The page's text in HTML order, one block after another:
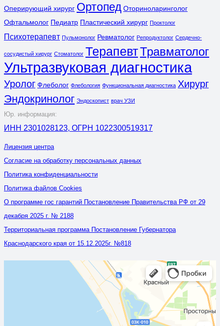
Оперирующий хирург Ортопед Оториноларинголог
Офтальмолог Педиатр Пластический хирург Проктолог
Психотерапевт Пульмонолог Ревматолог Репродуктолог Сердечно-
сосудистый хирург Стоматолог ТерапевтТравматолог
Ультразвуковая диагностика
Уролог Флеболог Флебология Функциональная диагностика Хирург
Эндокринолог Эндоскопист врач УЗИ
Юр. информация:
ИНН 2301028123, ОГРН 1022300519317
Лицензия центра
Согласие на обработку персональных данных
Политика конфиденциальности
Политика файлов Cookies
О программе гос гарантий Постановление Правительства РФ от 29
декабря 2025 г. № 2188
Территориальная программа Постановление Губернатора
Краснодарского края от 15.12.2025г. №818